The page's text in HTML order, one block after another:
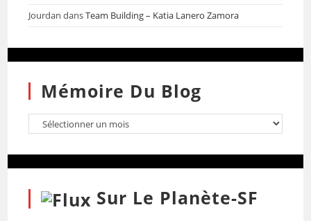
Jourdan dansTeam Building – Katia Lanero Zamora
Mémoire Du Blog
Sur Le Planète-SF